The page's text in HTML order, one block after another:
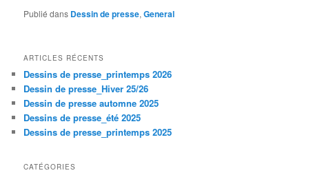
Publié dans Dessin de presse,General
ARTICLES RÉCENTS
Dessins de presse_printemps 2026
Dessin de presse_Hiver 25/26
Dessin de presse automne 2025
Dessins de presse_été 2025
Dessins de presse_printemps 2025
CATÉGORIES